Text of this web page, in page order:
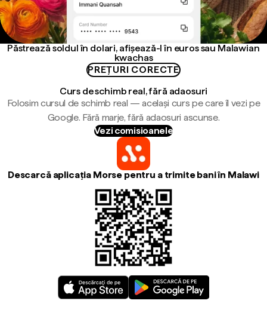
Păstrează soldul în dolari, afișează-l în euros sau Malawian
kwachas
PREȚURI CORECTE
Curs de schimb real, fără adaosuri
Folosim cursul de schimb real — același curs pe care îl vezi pe
Google. Fără marje, fără adaosuri ascunse.
Vezi comisioanele
Descarcă aplicația Morse pentru a trimite bani în Malawi